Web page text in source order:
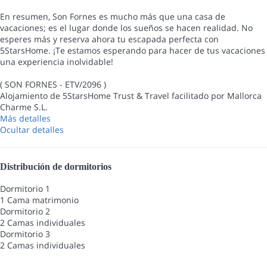
En resumen, Son Fornes es mucho más que una casa de
vacaciones; es el lugar donde los sueños se hacen realidad. No
esperes más y reserva ahora tu escapada perfecta con
5StarsHome. ¡Te estamos esperando para hacer de tus vacaciones
una experiencia inolvidable!
( SON FORNES - ETV/2096 )
Alojamiento de 5StarsHome Trust & Travel facilitado por Mallorca
Charme S.L.
Más detalles
Ocultar detalles
Distribución de dormitorios
Dormitorio 1
1 Cama matrimonio
Dormitorio 2
2 Camas individuales
Dormitorio 3
2 Camas individuales